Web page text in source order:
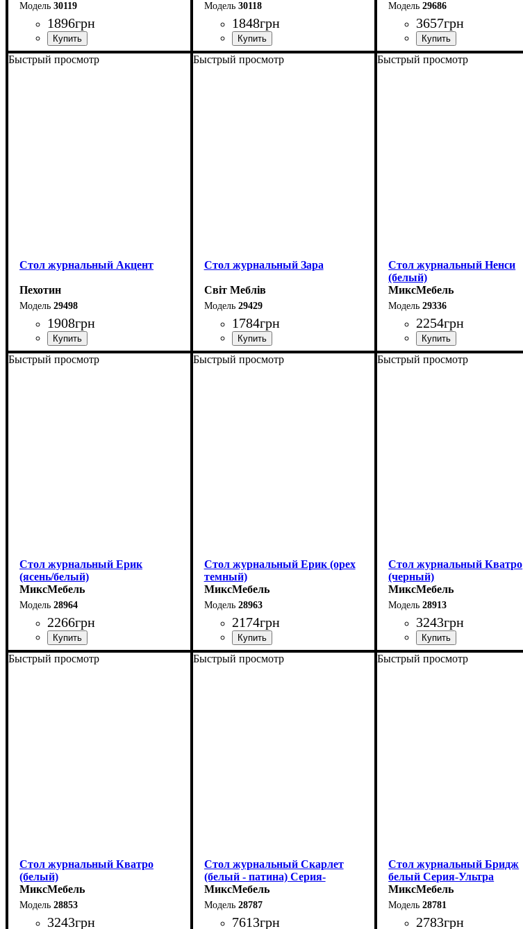
30119
1896грн
30118
1848грн
29686
3657грн
Быстрый просмотр
Стол журнальный Акцент
Пехотин
29498
1908грн
Быстрый просмотр
Стол журнальный Зара
Світ Меблів
29429
1784грн
Быстрый просмотр
Стол журнальный Ненси
(белый)
МиксМебель
29336
2254грн
Быстрый просмотр
Стол журнальный Ерик
(ясень/белый)
МиксМебель
28964
2266грн
Быстрый просмотр
Стол журнальный Ерик (орех
темный)
МиксМебель
28963
2174грн
Быстрый просмотр
Стол журнальный Кватро
(черный)
МиксМебель
28913
3243грн
Быстрый просмотр
Стол журнальный Кватро
(белый)
МиксМебель
28853
3243грн
Быстрый просмотр
Стол журнальный Скарлет
(белый - патина) Серия-
Палермо
МиксМебель
28787
7613грн
Быстрый просмотр
Стол журнальный Бридж
белый Серия-Ультра
МиксМебель
28781
2783грн